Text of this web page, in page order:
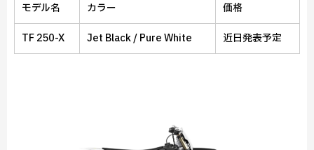
モデル名 カラー 価格
TF 250-X Jet Black / Pure White 近日発表予定